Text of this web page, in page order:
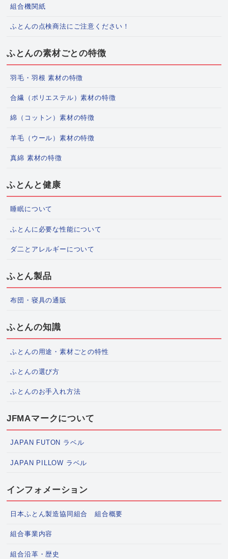
組合機関紙
ふとんの点検商法にご注意ください！
ふとんの素材ごとの特徴
羽毛・羽根 素材の特徴
合繊（ポリエステル）素材の特徴
綿（コットン）素材の特徴
羊毛（ウール）素材の特徴
真綿 素材の特徴
ふとんと健康
睡眠について
ふとんに必要な性能について
ダ二とアレルギーについて
ふとん製品
布団・寝具の通販
ふとんの知識
ふとんの用途・素材ごとの特性
ふとんの選び方
ふとんのお手入れ方法
JFMAマークについて
JAPAN FUTON ラベル
JAPAN PILLOW ラベル
インフォメーション
日本ふとん製造協同組合 組合概要
組合事業内容
組合沿革・歴史